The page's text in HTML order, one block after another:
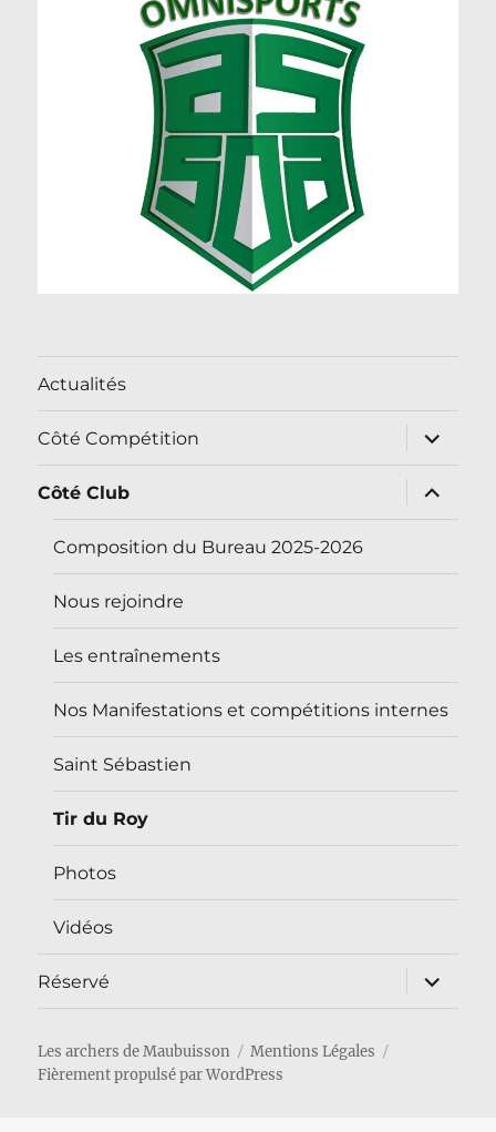
Actualités
Côté Compétition
ouvrir
le
sous-
menu
Côté Club
ouvrir
le
sous-
Composition du Bureau 2025-2026
Nous rejoindre
Les entraînements
Nos Manifestations et compétitions internes
Saint Sébastien
Tir du Roy
Photos
Vidéos
Réservé
ouvrir
le
sous-
Les archers de Maubuisson
Mentions Légales
Fièrement propulsé par WordPress